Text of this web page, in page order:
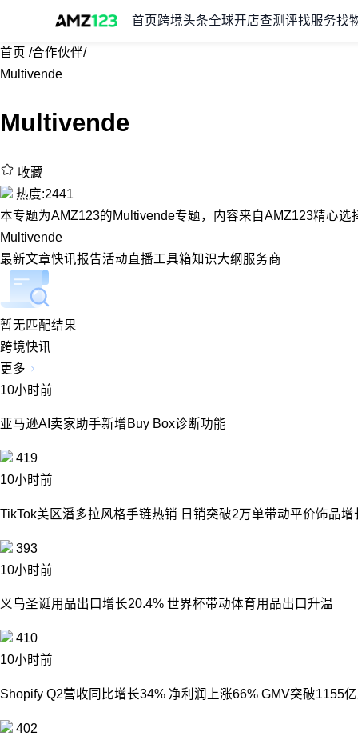
首页 跨境头条全球开店查测评找服务找
首页 /合作伙伴/
Multivende
Multivende
收藏
热度:2441
本专题为AMZ123的Multivende专题，内容来自AMZ123精心
Multivende
最新文章快讯报告活动直播工具箱知识大纲 服务商
暂无匹配结果
跨境快讯
更多
10小时前
亚马逊AI卖家助手新增Buy Box诊断功能
419
10小时前
TikTok美区潘多拉风格手链热销 日销突破2万单带动平价饰品增
393
10小时前
义乌圣诞用品出口增长20.4% 世界杯带动体育用品出口升温
410
10小时前
Shopify Q2营收同比增长34% 净利润上涨66% GMV突破1155
402